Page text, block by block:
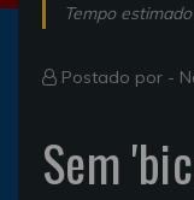
Tempo
Postado por -
Sem